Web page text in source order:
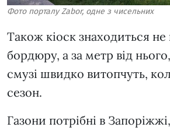
Фото порталу Zabor, одне з чисельних
Також кіоск знаходиться
бордюру, а за метр від
смузі швидко витопчуть,
сезон.
Газони потрібні в